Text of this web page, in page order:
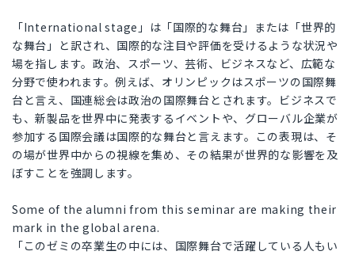
「International stage」は「国際的な舞台」または「世界的
な舞台」と訳され、国際的な注目や評価を受けるような状況や
場を指します。政治、スポーツ、芸術、ビジネスなど、広範な
分野で使われます。例えば、オリンピックはスポーツの国際舞
台と言え、国連総会は政治の国際舞台とされます。ビジネスで
も、新製品を世界中に発表するイベントや、グローバル企業が
参加する国際会議は国際的な舞台と言えます。この表現は、そ
の場が世界中からの視線を集め、その結果が世界的な影響を及
ぼすことを強調します。
Some of the alumni from this seminar are making their
mark in the global arena.
「このゼミの卒業生の中には、国際舞台で活躍している人もい